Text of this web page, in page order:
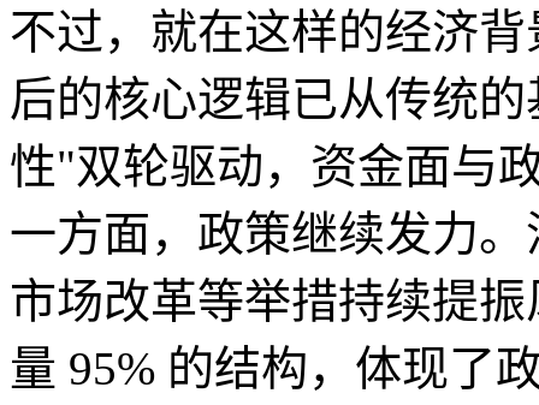
不过，就在这样的经济
后的核心逻辑已从传统
性"双轮驱动，资金面与
一方面，政策继续发力
市场改革等举措持续提
量 95% 的结构，体现了